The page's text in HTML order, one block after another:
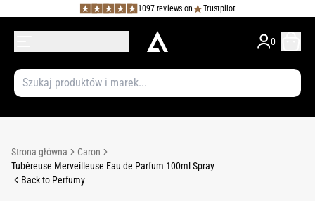
1097 reviews on Trustpilot
0
Strona główna
Caron
Tubéreuse Merveilleuse Eau de Parfum 100ml Spray
Back to Perfumy